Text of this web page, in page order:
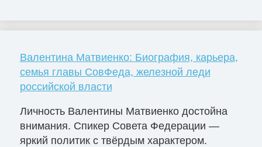
Валентина Матвиенко: Биография, карьера,
семья главы СовФеда, железной леди
российской власти
Личность Валентины Матвиенко достойна
внимания. Спикер Совета Федерации —
яркий политик с твёрдым характером.